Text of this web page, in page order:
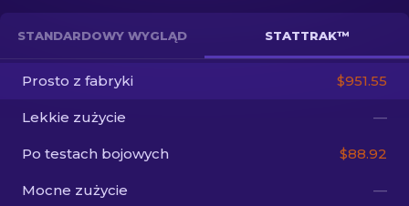
PL
STANDARDOWY WYGLĄD STATTRAK™
Prosto z fabryki $951.55
Lekkie zużycie —
Po testach bojowych $88.92
Mocne zużycie —